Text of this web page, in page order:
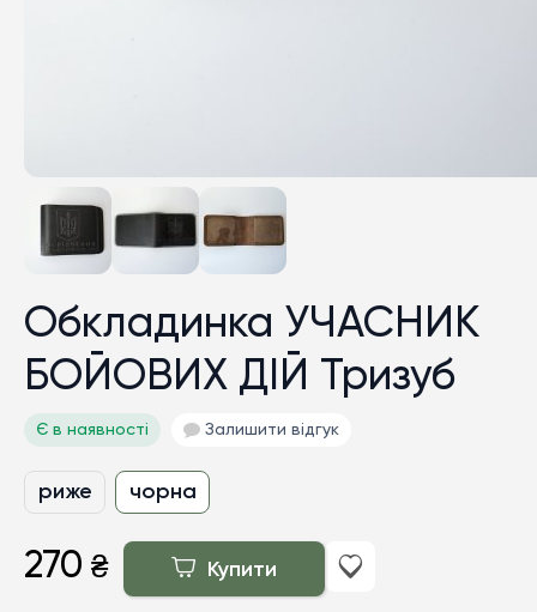
Обкладинка УЧАСНИК
БОЙОВИХ ДІЙ Тризуб
Є в наявності Залишити відгук
риже чорна
270 ₴ Купити